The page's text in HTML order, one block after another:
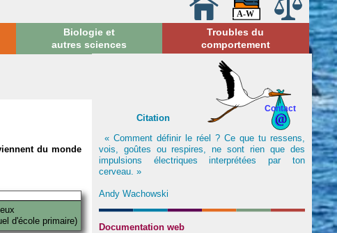
Biologie et
autres sciences
Troubles du
comportement
du monde
d'école primaire)
Contact
Citation
« Comment définir le réel ? Ce que tu ressens,
vois, goûtes ou respires, ne sont rien que des
impulsions électriques interprétées par ton
cerveau. »
Andy Wachowski
Documentation web